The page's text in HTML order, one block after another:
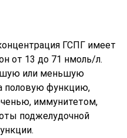
ГСПГ имеет
от 13 до 71 нмоль/л.
или меньшую
половую функцию,
иммунитетом,
поджелудочной